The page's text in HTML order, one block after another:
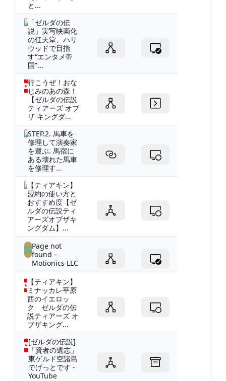
と...
「ゼルダの伝
説」実写映画化
の任天堂、ハリ
ウッドで目指
す“エンタメ帝
国”...
行こうぜ！おな
じみのあの森！
【ゼルダの伝説
ティアーズ オブ
ザ キングダ...
STEP.2. 馬車を
修理して演奏家
を運ぶ. 馬宿に
ある壊れた馬車
を修理す...
【ティアキン】
盟約の使い方と
おすすめ度【ゼ
ルダの伝説ティ
アーズオブザキ
ングダム】...
Page not
found –
Motionics LLC
【ティアキン】
ミナッカレ平原
西のイエロッ
ク ゼルダの伝
説ティアーズ オ
ブザキング...
[ゼルダの伝説]
「賢者の遺志」
東ゲルド空諸島
でげっとです -
YouTube